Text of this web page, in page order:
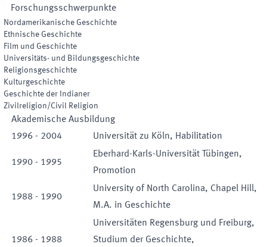
Forschungsschwerpunkte
Nordamerikanische Geschichte
Ethnische Geschichte
Film und Geschichte
Universitäts- und Bildungsgeschichte
Religionsgeschichte
Kulturgeschichte
Geschichte der Indianer
Zivilreligion/Civil Religion
Akademische Ausbildung
1996 - 2004 Universität zu Köln, Habilitation
1990 - 1995
Eberhard-Karls-Universität Tübingen,
Promotion
1988 - 1990
University of North Carolina, Chapel Hill,
M.A. in Geschichte
1986 - 1988
Universitäten Regensburg und Freiburg,
Studium der Geschichte,